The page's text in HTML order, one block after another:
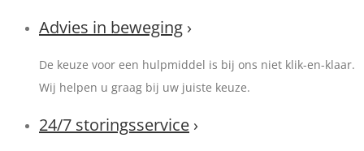
Advies in beweging ›
De keuze voor een hulpmiddel is bij ons niet klik-en-klaar.
Wij helpen u graag bij uw juiste keuze.
24/7 storingsservice ›